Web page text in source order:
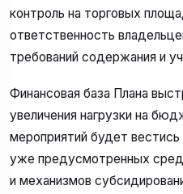
контроль на торговых
ответственность
требований содержания и
Финансовая база Плана
увеличения нагрузки на
мероприятий будет
уже предусмотренных
и механизмов